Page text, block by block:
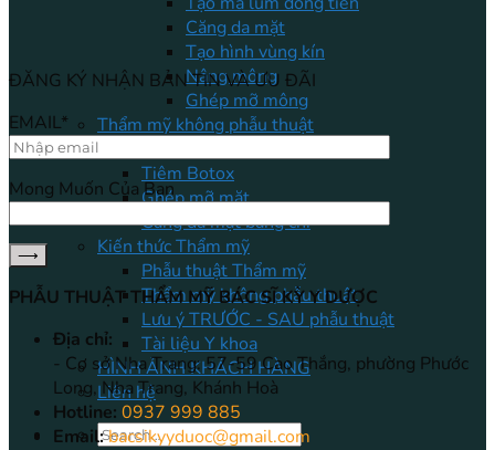
Căng da mặt
Tạo hình vùng kín
Nâng mông
Ghép mỡ mông
Thẩm mỹ không phẫu thuật
Tiêm Botox
Ghép mỡ mặt
Căng da mặt bằng chỉ
Kiến thức Thẩm mỹ
Phẫu thuật Thẩm mỹ
Thẩm mỹ không phẫu thuật
Lưu ý TRƯỚC - SAU phẫu thuật
Tài liệu Y khoa
HÌNH ẢNH KHÁCH HÀNG
Liên hệ
ĐĂNG KÝ NHẬN BẢN TIN VÀ ƯU ĐÃI
EMAIL*
Mong Muốn Của Bạn
PHẪU THUẬT THẨM MỸ BÁC SĨ KỲ Y DƯỢC
Địa chỉ:
- Cơ sở Nha Trang: 57-59 Cao Thắng, phường Phước
Long, Nha Trang, Khánh Hoà
Hotline: 0937 999 885
Email:bacsikyyduoc@gmail.com